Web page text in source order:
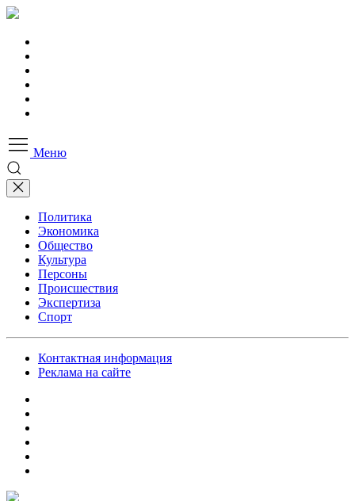
Меню
Политика
Экономика
Общество
Культура
Персоны
Происшествия
Экспертиза
Спорт
Контактная информация
Реклама на сайте